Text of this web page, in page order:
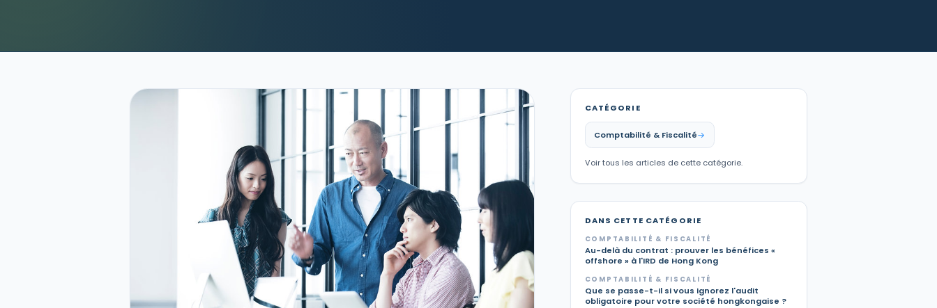
CATÉGORIE
Comptabilité & Fiscalité
Voir tous les articles de cette catégorie.
DANS CETTE CATÉGORIE
COMPTABILITÉ & FISCALITÉ
Au-delà du contrat : prouver les bénéfices «
offshore » à l'IRD de Hong Kong
COMPTABILITÉ & FISCALITÉ
Que se passe-t-il si vous ignorez l'audit
obligatoire pour votre société hongkongaise ?